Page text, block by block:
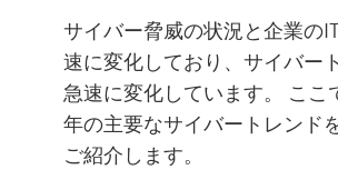
サイバー脅威の状況と企業の
速に変化しており、サイバー
急速に変化しています。 ここ
年の主要なサイバートレンド
ご紹介します。